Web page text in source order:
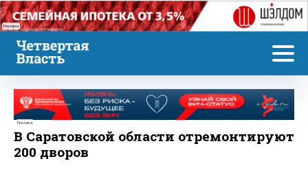
Реклама
Реклама
В Саратовской области отремонтируют
200 дворов